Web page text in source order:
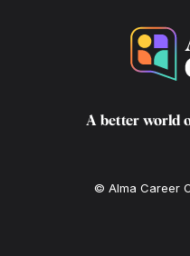
A better world
© Alma Career